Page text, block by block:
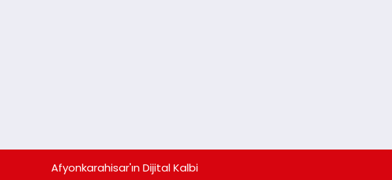
Afyonkarahisar'ın Dijital Kalbi